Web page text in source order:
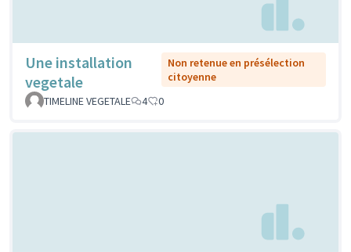
Une installation
vegetale
Non retenue en présélection
citoyenne
TIMELINE VEGETALE
4 0